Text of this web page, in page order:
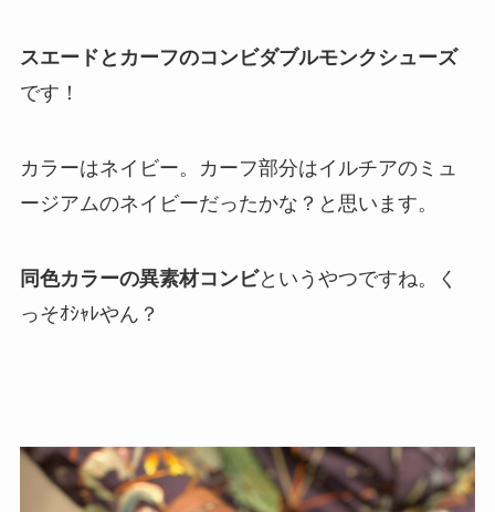
スエードとカーフのコンビダブルモンクシューズ
です！
カラーはネイビー。カーフ部分はイルチアのミュ
ージアムのネイビーだったかな？と思います。
同色カラーの異素材コンビというやつですね。く
っそｵｼｬﾚやん？